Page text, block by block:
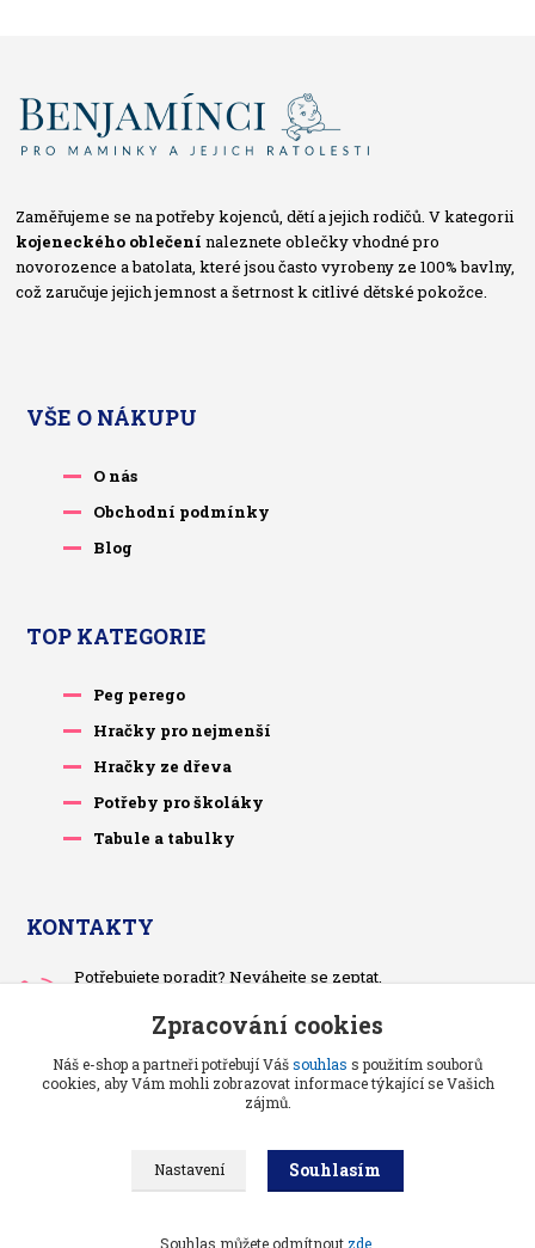
Zaměřujeme se na potřeby kojenců, dětí a jejich rodičů. V kategorii
kojeneckého oblečení naleznete oblečky vhodné pro
novorozence a batolata, které jsou často vyrobeny ze 100% bavlny,
což zaručuje jejich jemnost a šetrnost k citlivé dětské pokožce.
VŠE O NÁKUPU
O nás
Obchodní podmínky
Blog
TOP KATEGORIE
Peg perego
Hračky pro nejmenší
Hračky ze dřeva
Potřeby pro školáky
Tabule a tabulky
KONTAKTY
Potřebujete poradit? Neváhejte se zeptat.
Po-čt, po 13 hodině
pietrasova.p@seznam.cz
Vše pro děti a kojence // Grafika a kódování
Zpracování cookies
Náš e-shop a partneři potřebují Vášsouhlas s použitím souborů
cookies, aby Vám mohli zobrazovat informace týkající se Vašich
zájmů.
Nastavení Souhlasím
Souhlas můžete odmítnout zde